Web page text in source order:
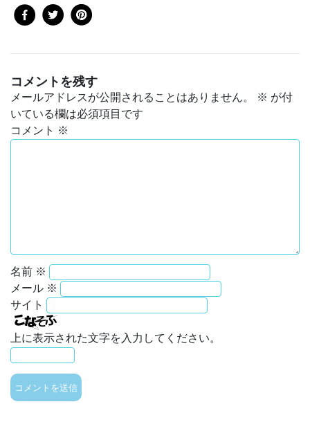
コメントを残す
メールアドレスが公開されることはありません。 ※ が付
いている欄は必須項目です
コメント ※
名前 ※
メール ※
サイト
上に表示された文字を入力してください。